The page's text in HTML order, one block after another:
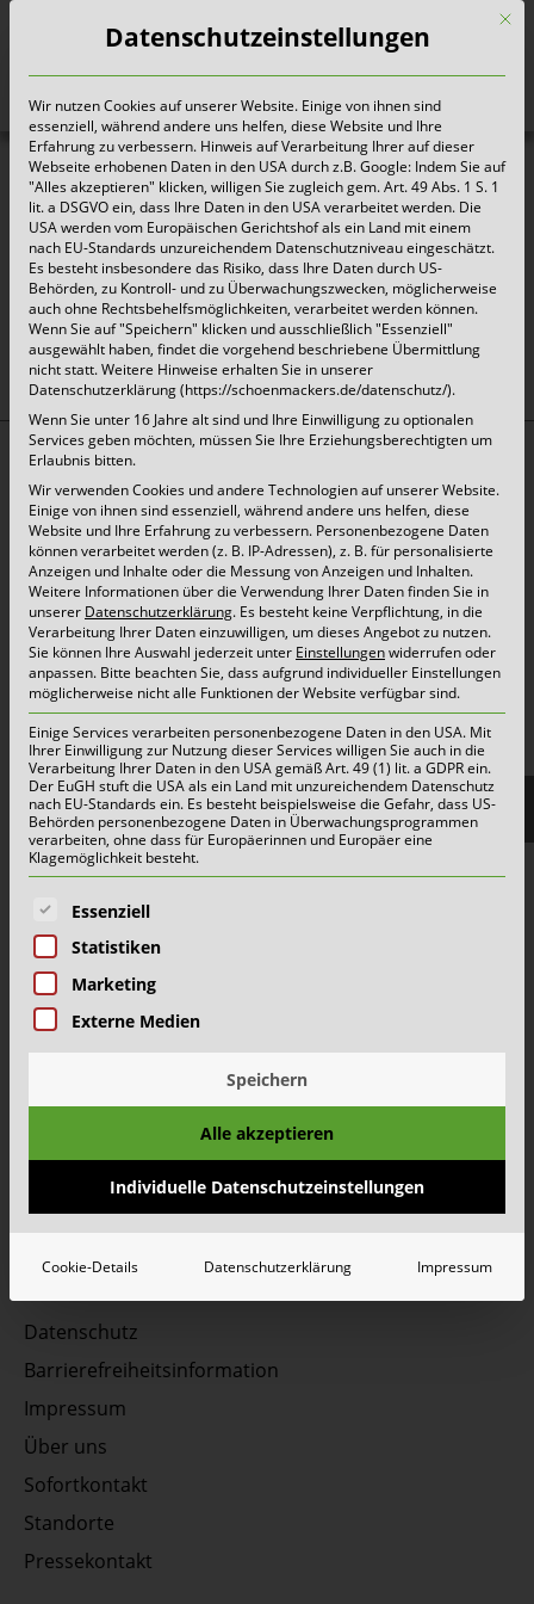
Heute für morgen sorgen
Abfallkalender_Bad-Münstereifel_2026
oben
Top Themen:
Abfallarten
Container & Behälter
FAQ
Jobs&Karriere
onlinePORTALE
Reklamation & Services
Datenschutz
Barrierefreiheitsinformation
Impressum
Über uns
Sofortkontakt
Standorte
Pressekontakt
Aktuelles | Pressemitteilungen
Herzlich willkommen im Team Grün-Gelb!
Wertstoffhof Erkrath | Geänderte Öffnungszeiten
Wie Schönmackers die kommunale Entsorgung für
halb NRW organisiert
MehrAlle Meldungen
Unsere Social Media Kanäle - Vernetzen Sie sich
Mit
Datenschutzeinstellungen
Wir nutzen Cookies auf unserer Website. Einige von ihnen sind
essenziell, während andere uns helfen, diese Website und Ihre
Erfahrung zu verbessern. Hinweis auf Verarbeitung Ihrer auf dieser
Webseite erhobenen Daten in den USA durch z.B. Google: Indem Sie auf
"Alles akzeptieren" klicken, willigen Sie zugleich gem. Art. 49 Abs. 1 S. 1
lit. a DSGVO ein, dass Ihre Daten in den USA verarbeitet werden. Die
USA werden vom Europäischen Gerichtshof als ein Land mit einem
nach EU-Standards unzureichendem Datenschutzniveau eingeschätzt.
Es besteht insbesondere das Risiko, dass Ihre Daten durch US-
Behörden, zu Kontroll- und zu Überwachungszwecken, möglicherweise
auch ohne Rechtsbehelfsmöglichkeiten, verarbeitet werden können.
Wenn Sie auf "Speichern" klicken und ausschließlich "Essenziell"
ausgewählt haben, findet die vorgehend beschriebene Übermittlung
nicht statt. Weitere Hinweise erhalten Sie in unserer
Datenschutzerklärung (https://schoenmackers.de/datenschutz/).
Wenn Sie unter 16 Jahre alt sind und Ihre Einwilligung zu optionalen
Services geben möchten, müssen Sie Ihre Erziehungsberechtigten um
Erlaubnis bitten.
Wir verwenden Cookies und andere Technologien auf unserer Website.
Einige von ihnen sind essenziell, während andere uns helfen, diese
Website und Ihre Erfahrung zu verbessern. Personenbezogene Daten
können verarbeitet werden (z. B. IP-Adressen), z. B. für personalisierte
Anzeigen und Inhalte oder die Messung von Anzeigen und Inhalten.
Weitere Informationen über die Verwendung Ihrer Daten finden Sie in
unserer Datenschutzerklärung. Es besteht keine Verpflichtung, in die
Verarbeitung Ihrer Daten einzuwilligen, um dieses Angebot zu nutzen.
Sie können Ihre Auswahl jederzeit unter Einstellungenwiderrufen oder
anpassen. Bitte beachten Sie, dass aufgrund individueller Einstellungen
möglicherweise nicht alle Funktionen der Website verfügbar sind.
Einige Services verarbeiten personenbezogene Daten in den USA. Mit
Ihrer Einwilligung zur Nutzung dieser Services willigen Sie auch in die
Verarbeitung Ihrer Daten in den USA gemäß Art. 49 (1) lit. a GDPR ein.
Der EuGH stuft die USA als ein Land mit unzureichendem Datenschutz
nach EU-Standards ein. Es besteht beispielsweise die Gefahr, dass US-
Behörden personenbezogene Daten in Überwachungsprogrammen
verarbeiten, ohne dass für Europäerinnen und Europäer eine
Klagemöglichkeit besteht.
Es folgt eine Liste der Service-Gruppen, für die eine
Essenziell
Statistiken
Marketing
Externe Medien
Speichern
Alle akzeptieren
Individuelle Datenschutzeinstellungen
Cookie-Details Datenschutzerklärung Impressum